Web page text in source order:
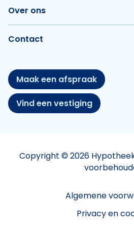
Over ons
Contact
Maak een afspraak
Vind een vestiging
Copyright © 2026
Algemene
Privacy en